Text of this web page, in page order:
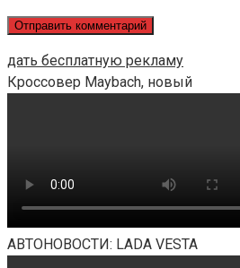
дать бесплатную рекламу
Кроссовер Maybach, новый
АВТОНОВОСТИ: LADA VESTA